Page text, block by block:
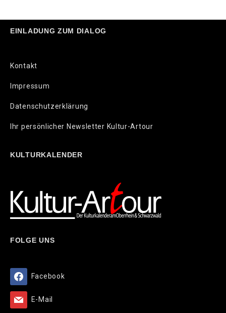
EINLADUNG ZUM DIALOG
Kontakt
Impressum
Datenschutzerklärung
Ihr persönlicher Newsletter Kultur-Artour
KULTURKALENDER
FOLGE UNS
Facebook
E-Mail